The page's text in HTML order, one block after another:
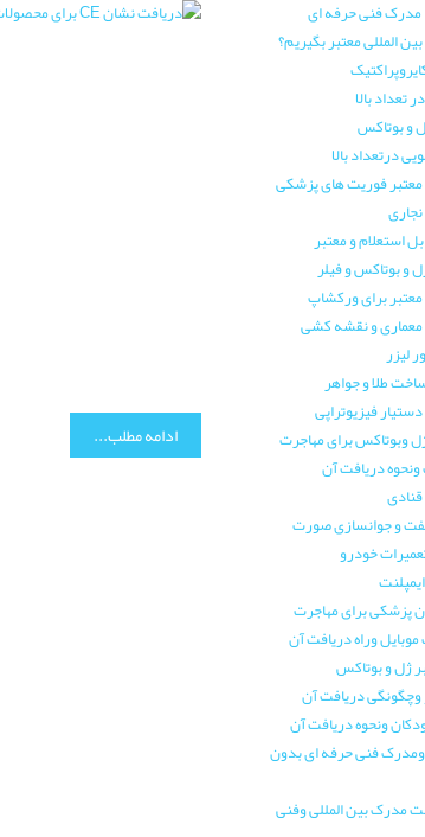
مدرک فنی حرفه ای
المللی معتبر بگیریم؟
تعداد بالا
و بوتاکس
درتعداد بالا
فوریت های پزشکی
استعلام و معتبر
و بوتاکس و فیلر
برای ورکشاپ
معماری و نقشه کشی
لیزر
طلا و جواهر
فیزیوتراپی
وبوتاکس برای مهاجرت
دریافت آن
و جوانسازی صورت
خودرو
پزشکی برای مهاجرت
وراه دریافت آن
ژل و بوتاکس
وچگونگی دریافت آن
ونحوه دریافت آن
فنی حرفه ای بدون
مدرک بین المللی وفنی
ادامه مطلب...